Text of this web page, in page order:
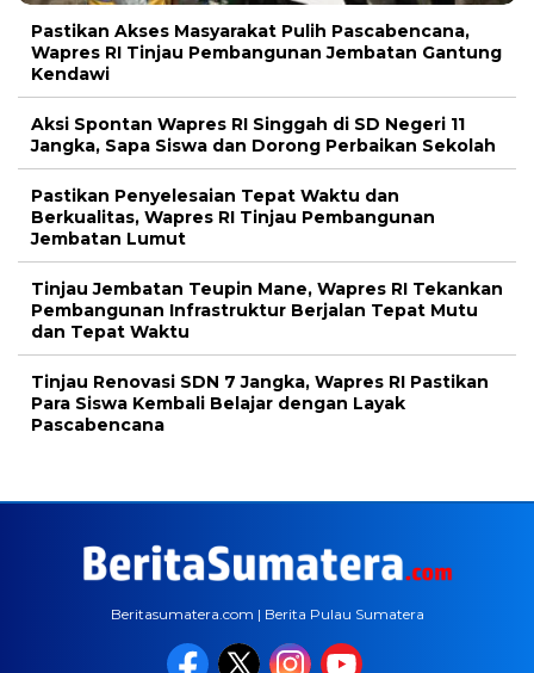
Pastikan Akses Masyarakat Pulih Pascabencana,
Wapres RI Tinjau Pembangunan Jembatan Gantung
Kendawi
Aksi Spontan Wapres RI Singgah di SD Negeri 11
Jangka, Sapa Siswa dan Dorong Perbaikan Sekolah
Pastikan Penyelesaian Tepat Waktu dan
Berkualitas, Wapres RI Tinjau Pembangunan
Jembatan Lumut
Tinjau Jembatan Teupin Mane, Wapres RI Tekankan
Pembangunan Infrastruktur Berjalan Tepat Mutu
dan Tepat Waktu
Tinjau Renovasi SDN 7 Jangka, Wapres RI Pastikan
Para Siswa Kembali Belajar dengan Layak
Pascabencana
Beritasumatera.com | Berita Pulau Sumatera